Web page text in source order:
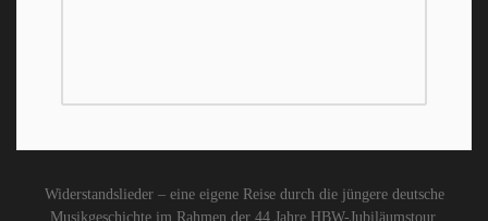
Widerstandslieder – eine eigene Reise durch die jüngere deutsche
Musikgeschichte im Rahmen der 44 Jahre HBW-Jubiläumstour.